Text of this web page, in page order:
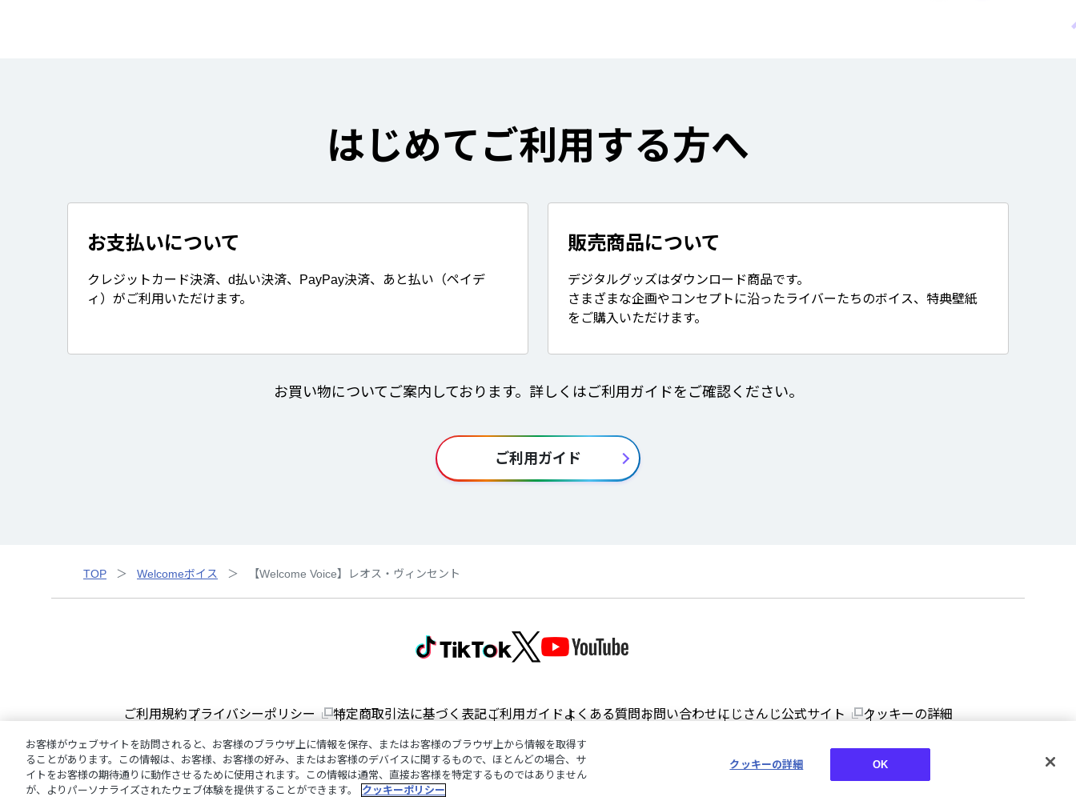
はじめてご利用する方へ
お支払いについて
クレジットカード決済、d払い決済、PayPay決済、あと払い（ペイデ
ィ）がご利用いただけます。
販売商品について
デジタルグッズはダウンロード商品です。
さまざまな企画やコンセプトに沿ったライバーたちのボイス、特典壁紙
をご購入いただけます。
お買い物についてご案内しております。詳しくはご利用ガイドをご確認ください。
ご利用ガイド
TOP Welcomeボイス 【Welcome Voice】レオス・ヴィンセント
ご利用規約プライバシーポリシー 特定商取引法に基づく表記ご利用ガイド よくある質問お問い合わせにじさんじ公式サイト クッキーの詳細
©︎ANYCOLOR, Inc.
お客様がウェブサイトを訪問されると、お客様のブラウザ上に情報を保存、またはお客様のブラウザ上から情報を取得す
ることがあります。この情報は、お客様、お客様の好み、またはお客様のデバイスに関するもので、ほとんどの場合、サ
イトをお客様の期待通りに動作させるために使用されます。この情報は通常、直接お客様を特定するものではありません
が、よりパーソナライズされたウェブ体験を提供することができます。
クッキーポリシー
クッキーの詳細 OK